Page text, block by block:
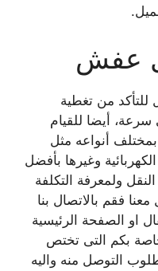
عفش
للتأكد من تغطية
سرعة، أيضا للقيام
أنواعه مثل
وغيرها بأفضل
ولمعرفة التكلفة
فقم بالاتصال بنا
او الصفحة الرئيسية
بكم التى تختص
التوصل منه واليه